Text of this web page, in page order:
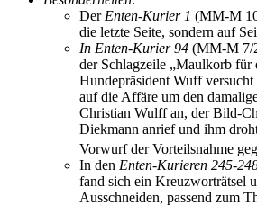
Der Enten-Kurier 1 (MM-M
die letzte Seite, sondern auf
In Enten-Kurier 94 (MM-M 7/
der Schlagzeile „Maulkorb für
Hundepräsident Wuff
auf die Affäre um den
Christian Wulff an, der Bild-
Diekmann anrief und ihm
Vorwurf der Vorteilsnahme
In den Enten-Kurieren 245-
fand sich ein Kreuzworträtsel
Ausschneiden, passend zum